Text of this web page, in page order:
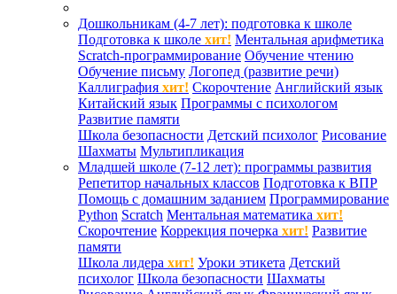
Дошкольникам (4-7 лет): подготовка к школе
Подготовка к школе хит! Ментальная арифметика
Scratch-программирование Обучение чтению
Обучение письму Логопед (развитие речи)
Каллиграфия хит! Скорочтение Английский язык
Китайский язык Программы с психологом
Развитие памяти
Школа безопасности Детский психолог Рисование
Шахматы Мультипликация
Младшей школе (7-12 лет): программы развития
Репетитор начальных классов Подготовка к ВПР
Помощь с домашним заданием Программирование
Python Scratch Ментальная математика хит!
Скорочтение Коррекция почерка хит! Развитие
памяти
Школа лидера хит! Уроки этикета Детский
психолог Школа безопасности Шахматы